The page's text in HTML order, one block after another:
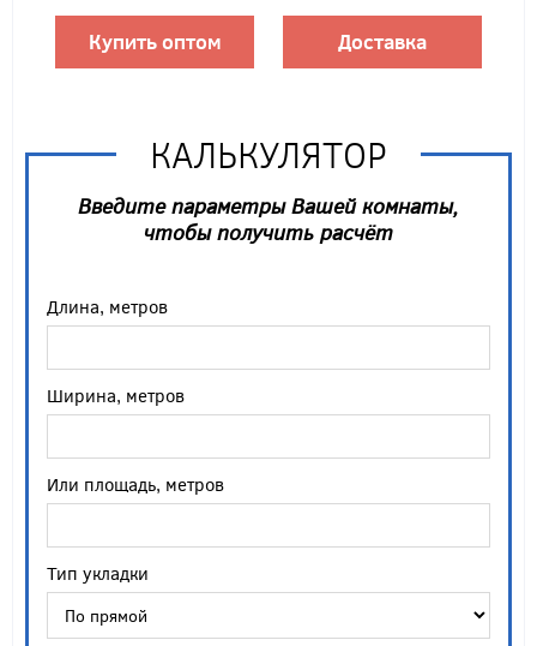
Купить оптом Доставка
КАЛЬКУЛЯТОР
Введите параметры Вашей комнаты,
чтобы получить расчёт
Длина, метров
Ширина, метров
Или площадь, метров
Тип укладки